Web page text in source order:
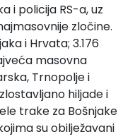
i policija RS-a, uz
zločine.
i Hrvata; 3.176
masovna
Trnopolje i
hiljade i
trake za Bošnjake
su obilježavani